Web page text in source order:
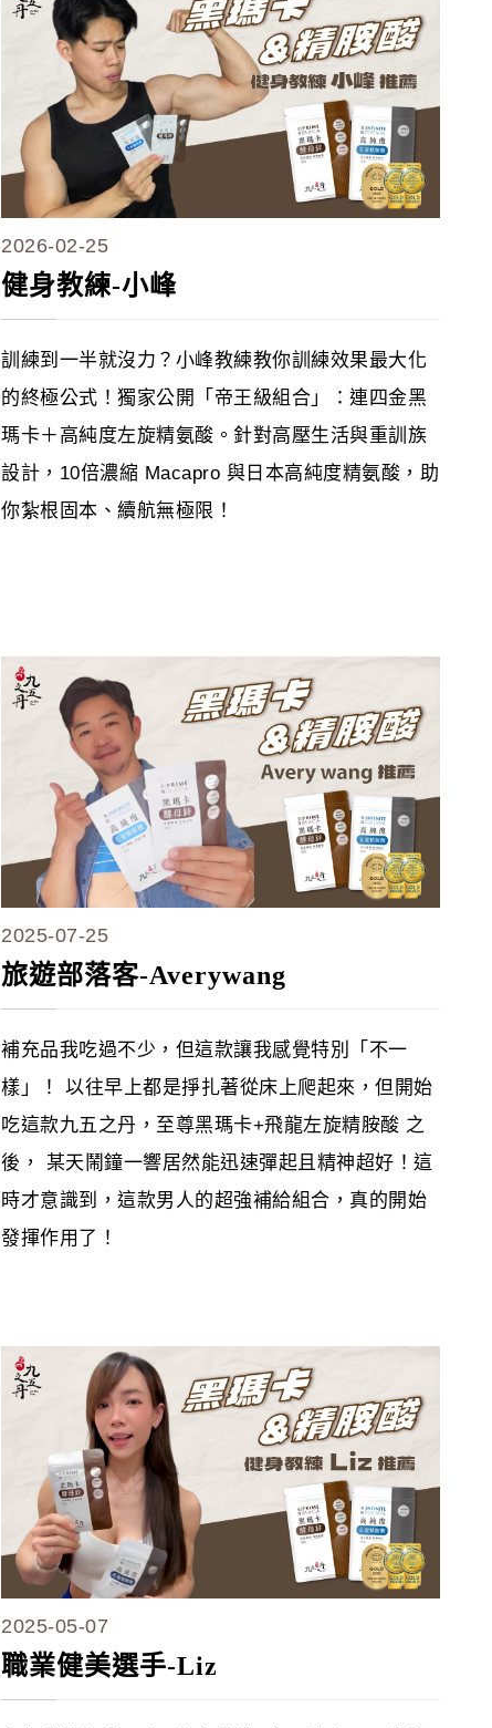
2026-02-25
健身教練-小峰
訓練到一半就沒力？小峰教練教你訓練效果最大化
的終極公式！獨家公開「帝王級組合」：連四金黑
瑪卡＋高純度左旋精氨酸。針對高壓生活與重訓族
設計，10倍濃縮 Macapro 與日本高純度精氨酸，助
你紮根固本、續航無極限！
2025-07-25
旅遊部落客-Averywang
補充品我吃過不少，但這款讓我感覺特別「不一
樣」！ 以往早上都是掙扎著從床上爬起來，但開始
吃這款九五之丹，至尊黑瑪卡+飛龍左旋精胺酸 之
後， 某天鬧鐘一響居然能迅速彈起且精神超好！這
時才意識到，這款男人的超強補給組合，真的開始
發揮作用了！
2025-05-07
職業健美選手-Liz